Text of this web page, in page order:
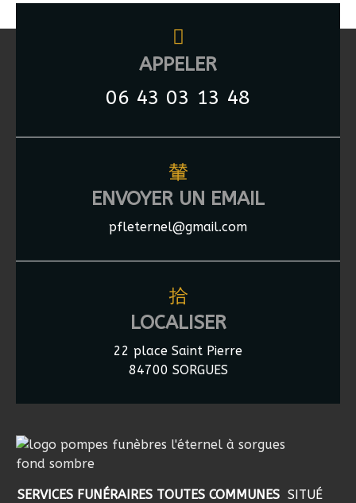
APPELER
06 43 03 13 48
ENVOYER UN EMAIL
pfleternel@gmail.com
LOCALISER
22 place Saint Pierre
84700 SORGUES
SERVICES FUNÉRAIRES TOUTES COMMUNES SITUÉ